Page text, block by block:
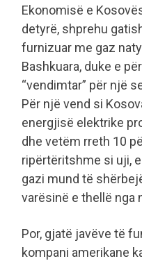
Ekonomisë e
detyrë, shprehu
furnizuar me gaz
Bashkuara, duke e
“vendimtar” për një
Për një vend si
energjisë elektrike
dhe vetëm rreth 10
ripërtëritshme si uji,
gazi mund të
varësinë e thellë nga
Por, gjatë javëve të
kompani amerikane